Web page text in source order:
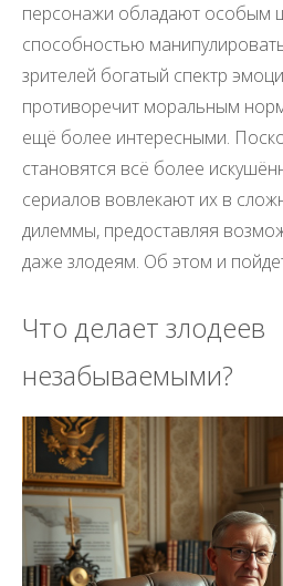
персонажи обладают особым
способностью
зрителей богатый спектр
противоречит моральным
ещё более интересными.
становятся всё более
сериалов вовлекают их в
дилеммы, предоставляя
даже злодеям. Об этом и
Что делает злодеев
незабываемыми?